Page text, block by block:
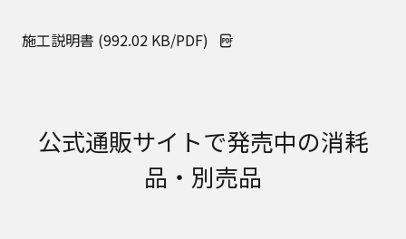
ために利用し、その記録を残すことがあります。
なお、本ウェブサイトに公開されている取扱説明
書は、原則として商品が発売された当初のものを
掲載しています。したがいまして、会社名やお客
様ご相談窓口の連絡先などが変更されている場合
施工説明書 (992.02 KB/PDF)
公式通販サイトで発売中の消耗
品・別売品